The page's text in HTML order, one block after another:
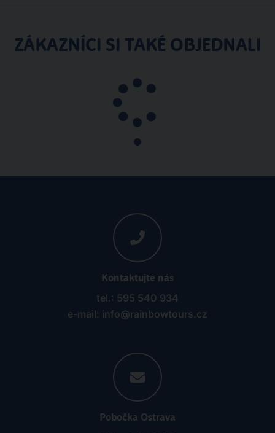
Kontaktujte nás
tel.: 595 540 934
e-mail: info@rainbowtours.cz
Pobočka Ostrava
Nádražní 142/20
702 00 Ostrava, Moravská Ostrava